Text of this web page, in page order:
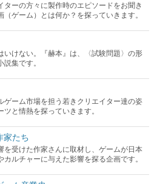
いけない。『赫本』は、〈試験問題〉の形
集です。
ゲーム市場を担う若きクリエイター達の姿
と情熱を探っていきます。
たち
を受けた作家さんに取材し、ゲームが日本
ルチャーに与えた影響を探る企画です。
ム産業史
ム史における主要なトピック・タイトルを
へのインタビューや識者による解説を掲